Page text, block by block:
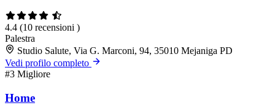
4.4 (10 recensioni )
Palestra
Studio Salute, Via G. Marconi, 94, 35010 Mejaniga PD
Vedi profilo completo
#3 Migliore
Home